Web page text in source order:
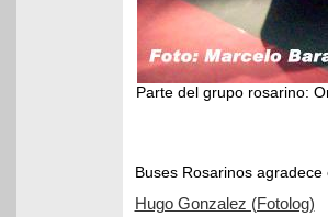
Parte del grupo rosarino:
Buses Rosarinos
Hugo Gonzalez (Fotolog)